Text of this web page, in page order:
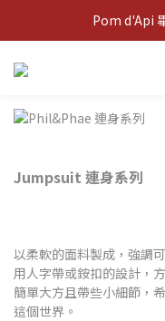
新客歡迎禮：
Pom d'Api
新客歡迎禮：
Jumpsuit 連身系列
以柔軟的面料製成，強調
用人字帶或銨扣的設計，
簡單大方且帶些小細節，
這個世界。